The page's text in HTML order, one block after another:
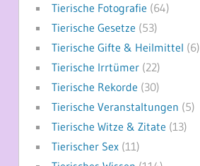
Tierische Fotografie (64)
Tierische Gesetze (53)
Tierische Gifte & Heilmittel (6)
Tierische Irrtümer(22)
Tierische Rekorde (30)
Tierische Veranstaltungen (5)
Tierische Witze & Zitate (13)
Tierischer Sex(11)